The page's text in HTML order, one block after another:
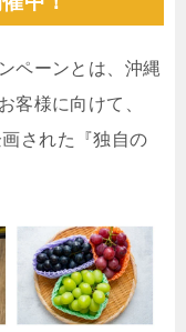
ペーンとは、沖縄
客様に向けて、
された『独自の